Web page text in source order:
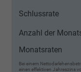
Schlussrate
Anzahl der
Monatsraten
Bei einem
einen effektiven Jahreszins